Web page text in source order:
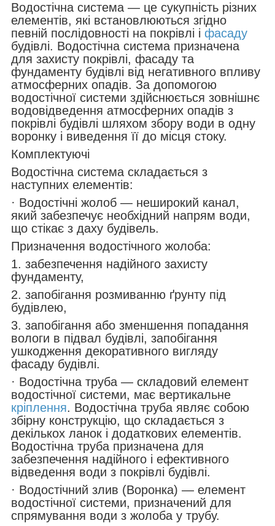
Водостічна система — це сукупність різних
елементів, які встановлюються згідно
певній послідовності на покрівлі і фасаду
будівлі. Водостічна система призначена
для захисту покрівлі, фасаду та
фундаменту будівлі від негативного впливу
атмосферних опадів. За допомогою
водостічної системи здійснюється зовнішнє
водовідведення атмосферних опадів з
покрівлі будівлі шляхом збору води в одну
воронку і виведення її до місця стоку.
Комплектуючі
Водостічна система складається з
наступних елементів:
· Водостічні жолоб — неширокий канал,
який забезпечує необхідний напрям води,
що стікає з даху будівель.
Призначення водостічного жолоба:
1. забезпечення надійного захисту
фундаменту,
2. запобігання розмиванню ґрунту під
будівлею,
3. запобігання або зменшення попадання
вологи в підвал будівлі, запобігання
ушкодження декоративного вигляду
фасаду будівлі.
· Водостічна труба — складовий елемент
водостічної системи, має вертикальне
кріплення. Водостічна труба являє собою
збірну конструкцію, що складається з
декількох ланок і додаткових елементів.
Водостічна труба призначена для
забезпечення надійного і ефективного
відведення води з покрівлі будівлі.
· Водостічний злив (Воронка) — елемент
водостічної системи, призначений для
спрямування води з жолоба у трубу.